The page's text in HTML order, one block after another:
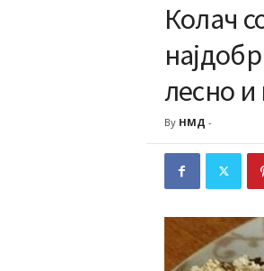
Колач
лесно и
By НМД -